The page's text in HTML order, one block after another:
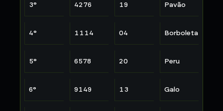
3° 4276 19 Pavão
4° 1114 04 Borboleta
5° 6578 20 Peru
6° 9149 13 Galo